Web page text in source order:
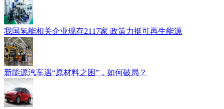
我国氢能相关企业现存2117家 政策力挺可再生能源
新能源汽车遇“原材料之困”，如何破局？